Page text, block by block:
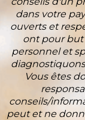
dans votre
ouverts et
ont pour
personnel et
Vous êtes
conseils/
peut et ne